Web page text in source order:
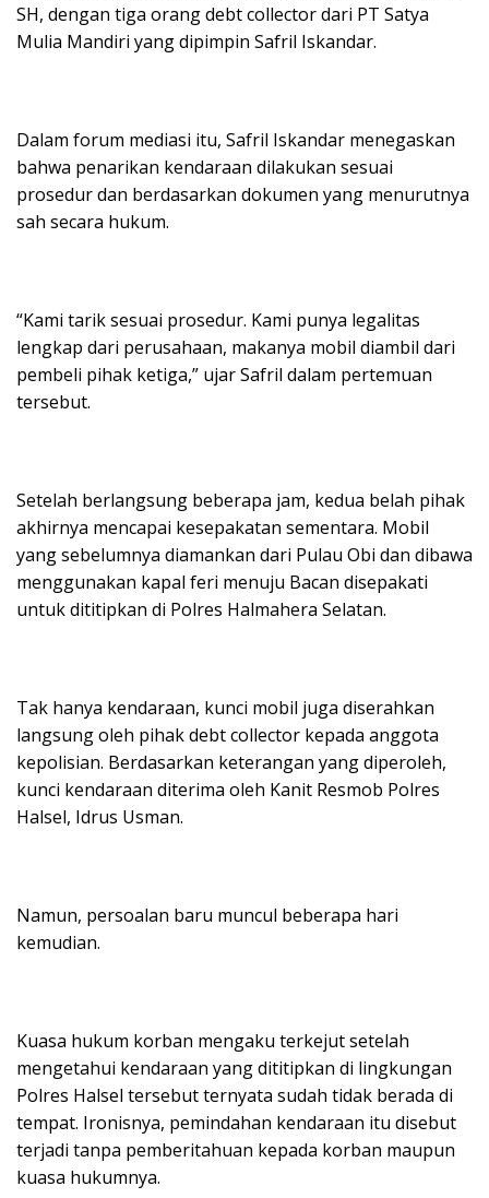
SH, dengan tiga orang debt collector dari PT Satya
Mulia Mandiri yang dipimpin Safril Iskandar.
Dalam forum mediasi itu, Safril Iskandar menegaskan
bahwa penarikan kendaraan dilakukan sesuai
prosedur dan berdasarkan dokumen yang menurutnya
sah secara hukum.
“Kami tarik sesuai prosedur. Kami punya legalitas
lengkap dari perusahaan, makanya mobil diambil dari
pembeli pihak ketiga,” ujar Safril dalam pertemuan
tersebut.
Setelah berlangsung beberapa jam, kedua belah pihak
akhirnya mencapai kesepakatan sementara. Mobil
yang sebelumnya diamankan dari Pulau Obi dan dibawa
menggunakan kapal feri menuju Bacan disepakati
untuk dititipkan di Polres Halmahera Selatan.
Tak hanya kendaraan, kunci mobil juga diserahkan
langsung oleh pihak debt collector kepada anggota
kepolisian. Berdasarkan keterangan yang diperoleh,
kunci kendaraan diterima oleh Kanit Resmob Polres
Halsel, Idrus Usman.
Namun, persoalan baru muncul beberapa hari
kemudian.
Kuasa hukum korban mengaku terkejut setelah
mengetahui kendaraan yang dititipkan di lingkungan
Polres Halsel tersebut ternyata sudah tidak berada di
tempat. Ironisnya, pemindahan kendaraan itu disebut
terjadi tanpa pemberitahuan kepada korban maupun
kuasa hukumnya.